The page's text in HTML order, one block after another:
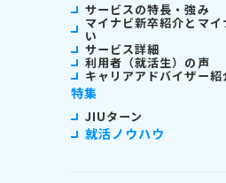
サービスの特長・強み
マイナビ新卒紹介とマ
い
サービス詳細
利用者（就活生）の声
キャリアアドバイザー紹
特集
JIUターン
就活ノウハウ